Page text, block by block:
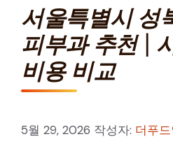
서울특별시 성
피부과 추천 |
비용 비교
5월 29, 2026 작성자: 더푸